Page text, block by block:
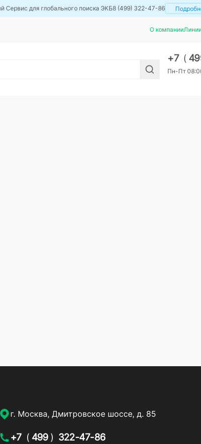
Сервис для глобального поиска ЭКБ8 (499) 322-47-86
О компании
+7 (
Пн-Пт
г. Москва, Дмитровское шоссе, д. 85
+7 ( 499 ) 322-47-86